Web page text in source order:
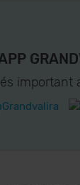
important